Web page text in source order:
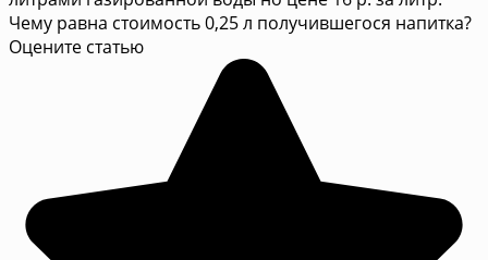
Чему равна стоимость 0,25 л получившегося напитка?
Оцените статью